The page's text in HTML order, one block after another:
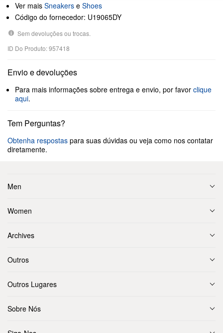
Ver mais Sneakers e Shoes
Código do fornecedor: U19065DY
Sem devoluções ou trocas.
ID Do Produto: 957418
Envio e devoluções
Para mais informações sobre entrega e envio, por favor clique
aqui.
Tem Perguntas?
Obtenha respostas para suas dúvidas ou veja como nos contatar
diretamente.
Men
Women
Archives
Outros
Outros Lugares
Sobre Nós